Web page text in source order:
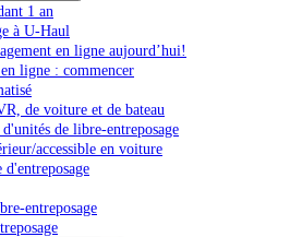
1 an
à U-Haul
en ligne aujourd’hui!
ligne : commencer
de voiture et de bateau
de libre-entreposage
accessible en voiture
entreposage